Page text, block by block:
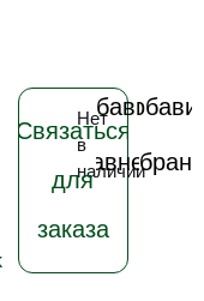
Связаться
для
заказа
Нет
в
наличии
Добавить
в
сравнение
в